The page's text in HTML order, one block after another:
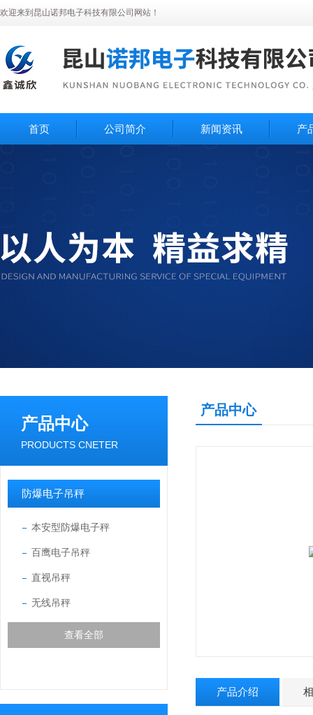
欢迎来到昆山诺邦电子科技有限公司网站！
首页 公司简介 新闻资讯 产
产品中心
PRODUCTS CNETER
防爆电子吊秤
本安型防爆电子秤
百鹰电子吊秤
直视吊秤
无线吊秤
查看全部
产品中心
产品介绍